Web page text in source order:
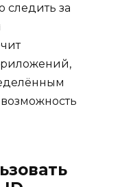
следить за